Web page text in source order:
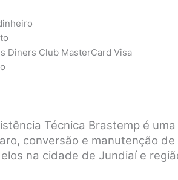
Diners Club MasterCard Visa
Técnica Brastemp é
conversão e manutenção
na cidade de Jundiaí e